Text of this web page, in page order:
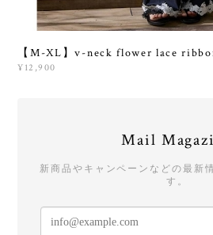
【M-XL】v-neck flower lace
¥12,900
Mail
新商品やキャンペーンなどの最新
す。